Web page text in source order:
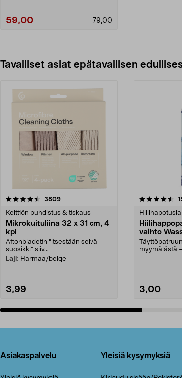
79,00
59,00
Tavalliset asiat epätavallisen
3809arvostelut
Keittiön puhdistus & tiskaus
Mikrokuituliina 32 x 31 cm, 4
kpl
Aftonbladetin "itsestään selvä
suosikki" siiv...
Laji: Harmaa/beige
3,99
4.5viidestä
vaihto
myymälästä
3,00
Asiakaspalvelu Yleisiä kysymyksiä